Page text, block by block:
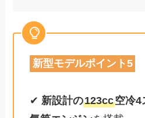
新型モデルポイント5
✔新設計の123cc空冷4